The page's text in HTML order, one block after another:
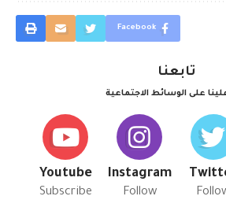
Facebook
تابعنا
على الوسائط الاجتماعية
Instagram
Follow
Youtube
Subscribe